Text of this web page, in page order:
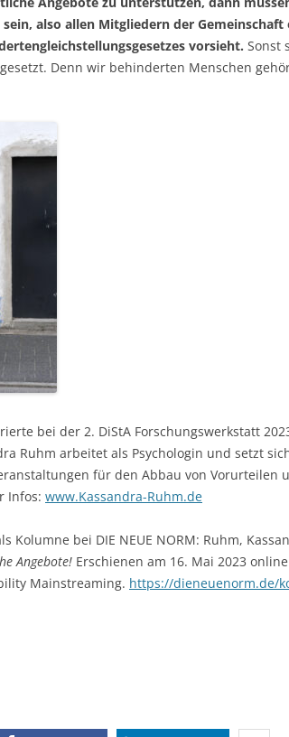
also allen Mitgliedern der Gemeinschaft
vorsieht. Sonst
Denn wir behinderten Menschen
bei der 2. DiStA Forschungswerkstatt
Ruhm arbeitet als Psychologin und setzt
für den Abbau von Vorurteilen
Infos: www.Kassandra-Ruhm.de
Kolumne bei DIE NEUE NORM: Ruhm,
Angebote! Erschienen am 16. Mai 2023
Mainstreaming. https://dieneuenorm.de/